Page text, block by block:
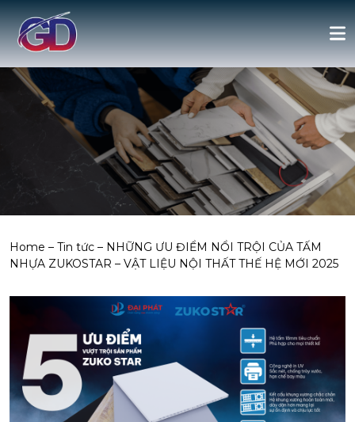
Home – Tin tức – NHỮNG ƯU ĐIỂM NỔI TRỘI CỦA TẤM
NHỰA ZUKOSTAR – VẬT LIỆU NỘI THẤT THẾ HỆ MỚI 2025